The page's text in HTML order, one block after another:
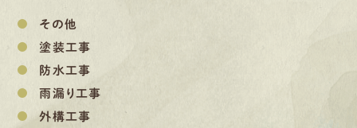
その他
塗装工事
防水工事
雨漏り工事
外構工事